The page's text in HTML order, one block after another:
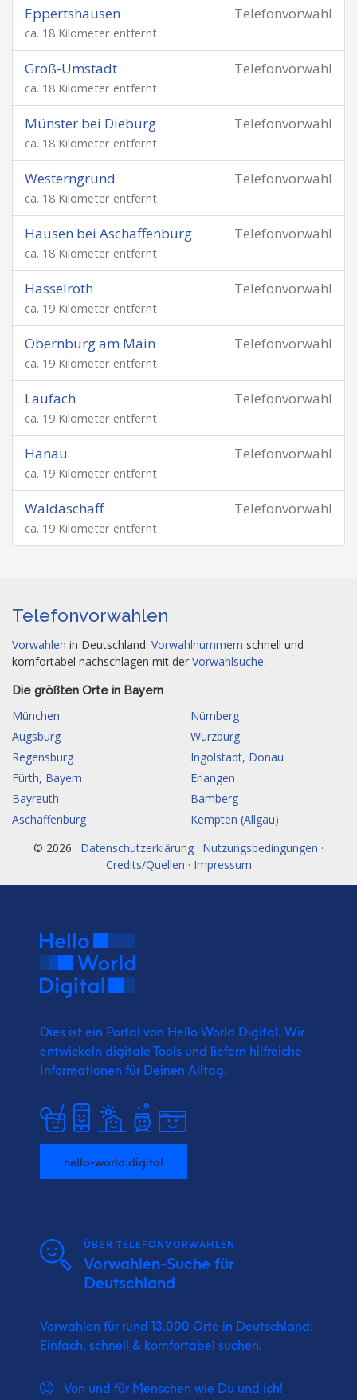
Telefonvorwahl
Eppertshausen
ca. 18 Kilometer entfernt
Telefonvorwahl
Groß-Umstadt
ca. 18 Kilometer entfernt
Telefonvorwahl
Münster bei Dieburg
ca. 18 Kilometer entfernt
Telefonvorwahl
Westerngrund
ca. 18 Kilometer entfernt
Telefonvorwahl
Hausen bei Aschaffenburg
ca. 18 Kilometer entfernt
Telefonvorwahl
Hasselroth
ca. 19 Kilometer entfernt
Telefonvorwahl
Obernburg am Main
ca. 19 Kilometer entfernt
Telefonvorwahl
Laufach
ca. 19 Kilometer entfernt
Telefonvorwahl
Hanau
ca. 19 Kilometer entfernt
Telefonvorwahl
Waldaschaff
ca. 19 Kilometer entfernt
Telefonvorwahlen
Vorwahlen in Deutschland: Vorwahlnummern schnell und
komfortabel nachschlagen mit der Vorwahlsuche.
Die größten Orte in Bayern
München
Nürnberg
Augsburg
Würzburg
Regensburg
Ingolstadt, Donau
Fürth, Bayern
Erlangen
Bayreuth
Bamberg
Aschaffenburg
Kempten (Allgäu)
© 2026 · Datenschutzerklärung · Nutzungsbedingungen ·
Credits/Quellen · Impressum
Dies ist ein Portal von Hello World Digital. Wir
entwickeln digitale Tools und liefern hilfreiche
Informationen für Deinen Alltag.
hello-world.digital
ÜBER TELEFONVORWAHLEN
Vorwahlen-Suche für
Deutschland
Vorwahlen für rund 13.000 Orte in Deutschland:
Einfach, schnell & komfortabel suchen.
Von und für Menschen wie Du und ich!